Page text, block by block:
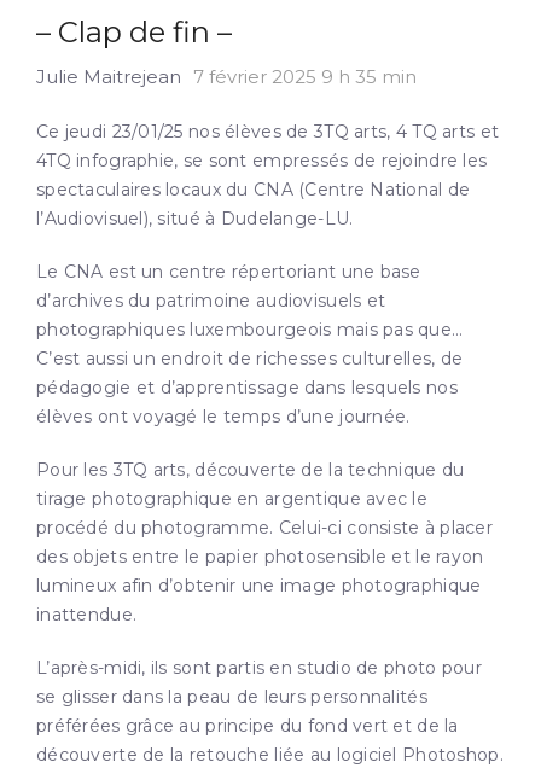
– Clap de fin –
Julie Maitrejean 7 février 2025 9 h 35 min
Ce jeudi 23/01/25 nos élèves de 3TQ arts, 4 TQ arts et
4TQ infographie, se sont empressés de rejoindre les
spectaculaires locaux du CNA (Centre National de
l’Audiovisuel), situé à Dudelange-LU.
Le CNA est un centre répertoriant une base
d’archives du patrimoine audiovisuels et
photographiques luxembourgeois mais pas que…
C’est aussi un endroit de richesses culturelles, de
pédagogie et d’apprentissage dans lesquels nos
élèves ont voyagé le temps d’une journée.
Pour les 3TQ arts, découverte de la technique du
tirage photographique en argentique avec le
procédé du photogramme. Celui-ci consiste à placer
des objets entre le papier photosensible et le rayon
lumineux afin d’obtenir une image photographique
inattendue.
L’après-midi, ils sont partis en studio de photo pour
se glisser dans la peau de leurs personnalités
préférées grâce au principe du fond vert et de la
découverte de la retouche liée au logiciel Photoshop.